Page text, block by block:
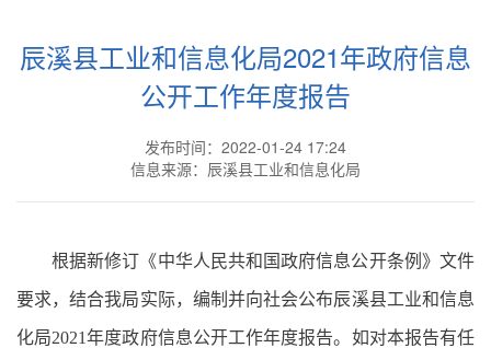
辰溪县工业和信息化局2021年政府信息
公开工作年度报告
发布时间：2022-01-24 17:24
信息来源：辰溪县工业和信息化局
根据新修订《中华人民共和国政府信息公开条例》文件
要求，结合我局实际，编制并向社会公布辰溪县工业和信息
化局2021年度政府信息公开工作年度报告。如对本报告有任